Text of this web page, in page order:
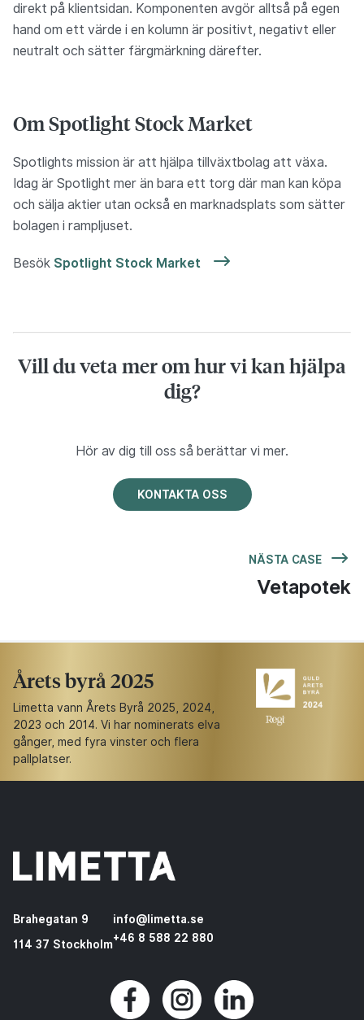
direkt på klientsidan. Komponenten avgör alltså på egen
hand om ett värde i en kolumn är positivt, negativt eller
neutralt och sätter färgmärkning därefter.
Om Spotlight Stock Market
Spotlights mission är att hjälpa tillväxtbolag att växa.
Idag är Spotlight mer än bara ett torg där man kan köpa
och sälja aktier utan också en marknadsplats som sätter
bolagen i rampljuset.
Besök Spotlight Stock Market
Vill du veta mer om hur vi kan hjälpa
dig?
Hör av dig till oss så berättar vi mer.
KONTAKTA OSS
NÄSTA CASE
Vetapotek
Årets byrå 2025
Limetta vann Årets Byrå 2025, 2024,
2023 och 2014. Vi har nominerats elva
gånger, med fyra vinster och flera
pallplatser.
Brahegatan 9
114 37 Stockholm
info@limetta.se
+46 8 588 22 880